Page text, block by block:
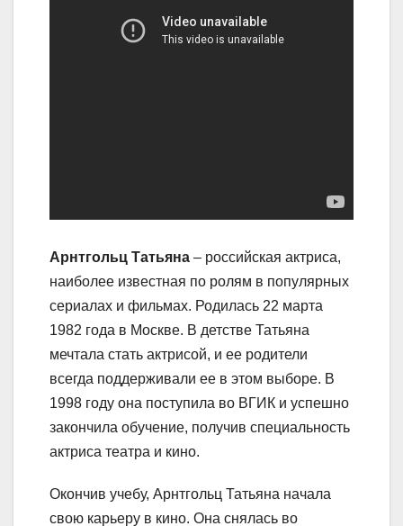
Арнтгольц Татьяна – российская актриса,
наиболее известная по ролям в популярных
сериалах и фильмах. Родилась 22 марта
1982 года в Москве. В детстве Татьяна
мечтала стать актрисой, и ее родители
всегда поддерживали ее в этом выборе. В
1998 году она поступила во ВГИК и успешно
закончила обучение, получив специальность
актриса театра и кино.
Окончив учебу, Арнтгольц Татьяна начала
свою карьеру в кино. Она снялась во